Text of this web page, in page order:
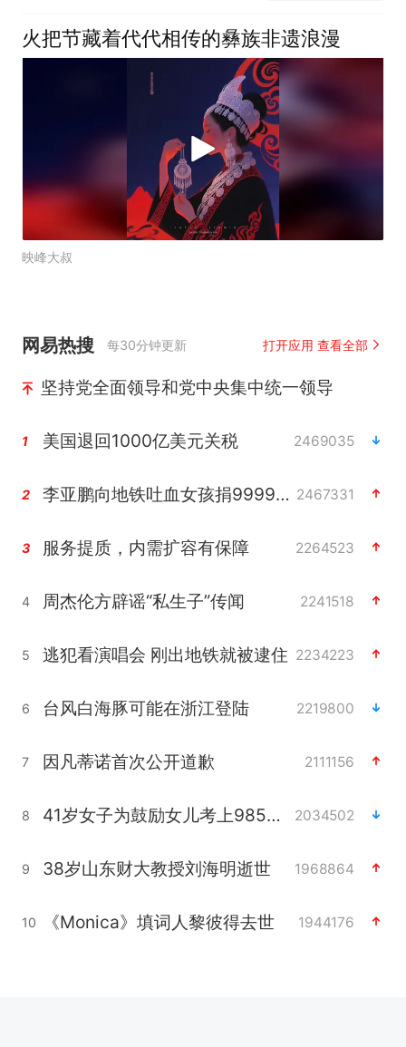
火把节藏着代代相传的彝族非遗浪漫
映峰大叔
网易热搜 每30分钟更新 打开应用 查看全部
坚持党全面领导和党中央集中统一领导
1 美国退回1000亿美元关税 2469035
2 李亚鹏向地铁吐血女孩捐99999元 2467331
3 服务提质，内需扩容有保障 2264523
4 周杰伦方辟谣“私生子”传闻 2241518
5 逃犯看演唱会 刚出地铁就被逮住 2234223
6 台风白海豚可能在浙江登陆 2219800
7 因凡蒂诺首次公开道歉 2111156
8 41岁女子为鼓励女儿考上985研究生 2034502
9 38岁山东财大教授刘海明逝世 1968864
10 《Monica》填词人黎彼得去世 1944176